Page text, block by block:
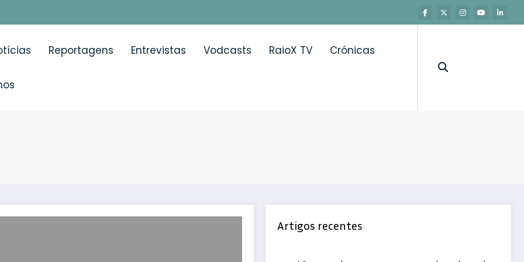
Reportagens Entrevistas Vodcasts RaioX TV Crónicas
Artigos recentes